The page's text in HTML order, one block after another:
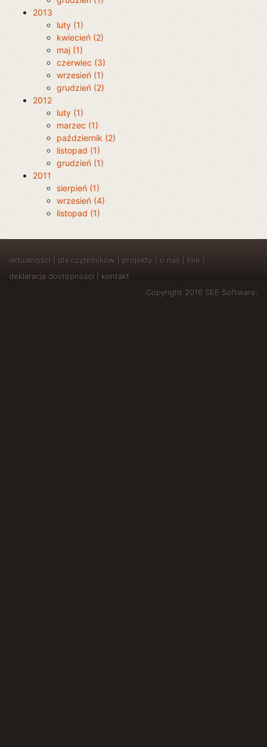
2013
luty (1)
kwiecień (2)
maj (1)
czerwiec (3)
wrzesień (1)
grudzień (2)
2012
luty (1)
marzec (1)
październik (2)
listopad (1)
grudzień (1)
2011
sierpień (1)
wrzesień (4)
listopad (1)
aktualności dla czytelników projekty o nas filie
deklaracja dostępności
kontakt
Copyright 2016 SEE Software.